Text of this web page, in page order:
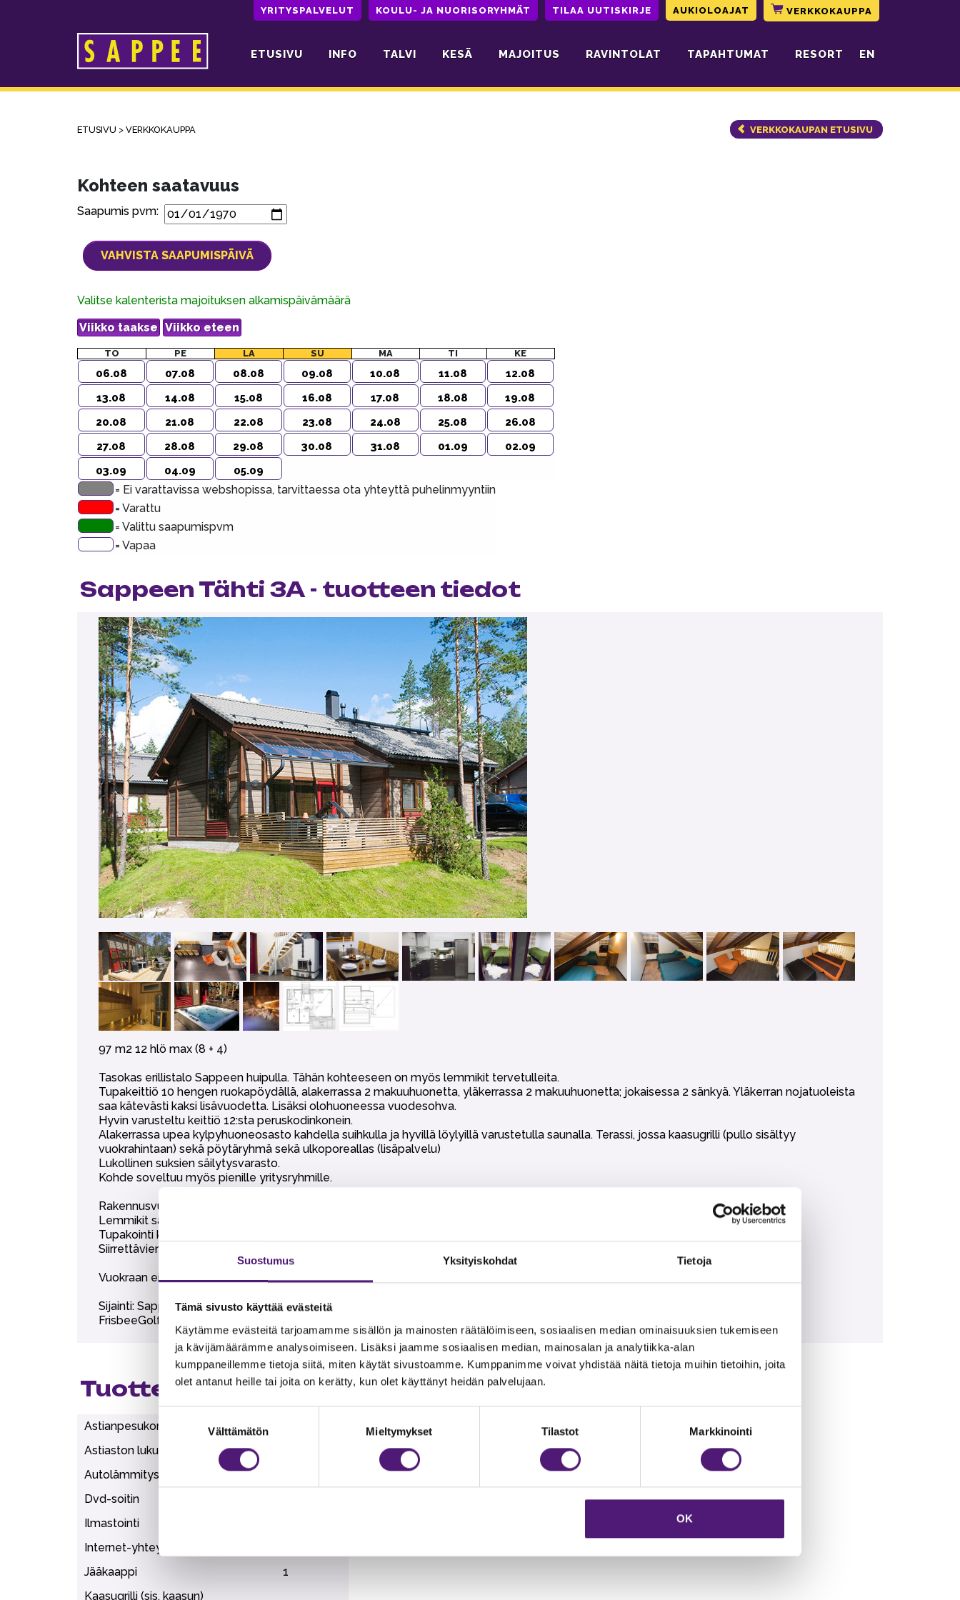
Suostumus Yksityiskohdat Tietoja
Tämä sivusto käyttää evästeitä
Käytämme evästeitä tarjoamamme sisällön ja mainosten räätälöimiseen, sosiaalisen median ominaisuuksien tukemiseen
ja kävijämäärämme analysoimiseen. Lisäksi jaamme sosiaalisen median, mainosalan ja analytiikka-alan
kumppaneillemme tietoja siitä, miten käytät sivustoamme. Kumppanimme voivat yhdistää näitä tietoja muihin tietoihin, joita
olet antanut heille tai joita on kerätty, kun olet käyttänyt heidän palvelujaan.
valinta
Välttämätön Mieltymykset Tilastot Markkinointi
OK
YRITYSPALVELUT KOULU- JA NUORISORYHMÄT TILAA UUTISKIRJE AUKIOLOAJAT VERKKOKAUPPA
Päävalikko ETUSIVU INFO TALVI KESÄ MAJOITUS RAVINTOLAT TAPAHTUMAT RESORT EN
ETUSIVU > VERKKOKAUPPA VERKKOKAUPAN ETUSIVU
Kohteen saatavuus
Saapumis pvm:
Valitse kalenterista majoituksen alkamispäivämäärä
TO PE LA SU MA TI KE
06.08 07.08 08.08 09.08 10.08 11.08
12.08
13.08
14.08 15.08 16.08 17.08 18.08
19.08
20.08
21.08 22.08 23.08 24.08 25.08
26.08
27.08
28.08 29.08 30.08 31.08 01.09
02.09
03.09
04.09 05.09
= Ei varattavissa webshopissa, tarvittaessa ota yhteyttä puhelinmyyntiin
= Varattu
= Valittu saapumispvm
= Vapaa
Sappeen Tähti 3A - tuotteen tiedot
97 m2 12 hlö max (8 + 4)
Tasokas erillistalo Sappeen huipulla. Tähän kohteeseen on myös lemmikit tervetulleita.
Tupakeittiö 10 hengen ruokapöydällä, alakerrassa 2 makuuhuonetta, yläkerrassa 2 makuuhuonetta; jokaisessa 2 sänkyä. Yläkerran nojatuoleista
saa kätevästi kaksi lisävuodetta. Lisäksi olohuoneessa vuodesohva.
Hyvin varusteltu keittiö 12:sta peruskodinkonein.
Alakerrassa upea kylpyhuoneosasto kahdella suihkulla ja hyvillä löylyillä varustetulla saunalla. Terassi, jossa kaasugrilli (pullo sisältyy
vuokrahintaan) sekä pöytäryhmä sekä ulkoporeallas (lisäpalvelu)
Lukollinen suksien säilytysvarasto.
Kohde soveltuu myös pienille yritysryhmille.
Rakennusvuosi 2008.
Lemmikit sallittu, lemmikkimaksu 30€.
Tupakointi kielletty.
Siirrettävien paljujen tuonti alueelle on ehdottomasti kielletty.
Vuokraan ei sisälly liinavaatteet, pyyhkeet, wc tai talouspaperit eikä loppusiivous. Nämä voi halutessaan ostaa lisäpalveluna.
Sijainti: Sappeen huipulla, rinteiden ja palveluiden vieressä, Tapahtumakeskus Huippuun 200 m. Lastenrinteeseen 150 m,
FrisbeeGolf 150 m. Karustantien uimapaikkaan matkaa noin 3 km, tämä ranta on matalaa, hiekkapohjaista rantaa.
Tuotteen lisätiedot
Astianpesukone
Astiaston lukumäärä
Autolämmityspaikka
Dvd-soitin
Ilmastointi
Internet-yhteys (Wi-Fi)
Jääkaappi
1
Kaasugrilli (sis. kaasun)